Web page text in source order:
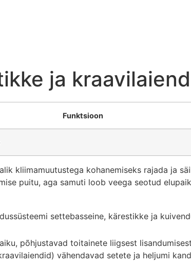
ja
Funktsioon
kliimamuutustega kohanemiseks rajada ja
puitu, aga samuti loob veega seotud
settebasseine, kärestikke ja
põhjustavad toitainete liigsest
vähendavad setete ja heljumi